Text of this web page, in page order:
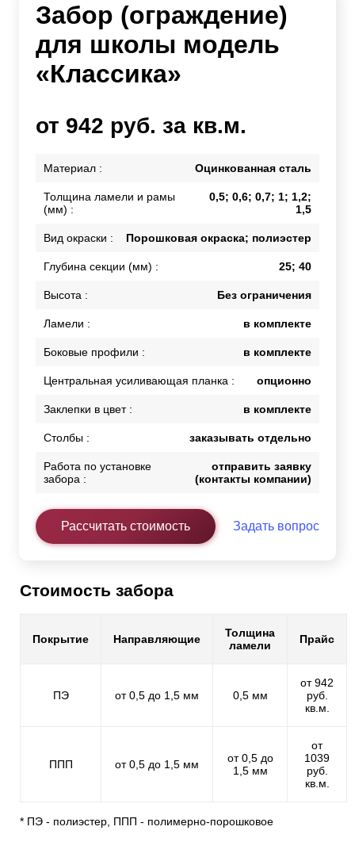
Забор (ограждение)
для школы модель
«Классика»
от 942 руб. за кв.м.
Материал : Оцинкованная сталь
Толщина ламели и рамы
(мм) :
0,5; 0,6; 0,7; 1; 1,2;
1,5
Вид окраски : Порошковая окраска; полиэстер
Глубина секции (мм) : 25; 40
Высота : Без ограничения
Ламели : в комплекте
Боковые профили : в комплекте
Центральная усиливающая планка : опционно
Заклепки в цвет : в комплекте
Столбы : заказывать отдельно
Работа по установке
забора :
отправить заявку
(контакты компании)
Рассчитать стоимость Задать вопрос
Стоимость забора
Покрытие Направляющие
Толщина
ламели
Прайс
ПЭ от 0,5 до 1,5 мм 0,5 мм
от 942
руб.
кв.м.
ППП от 0,5 до 1,5 мм
от 0,5 до
1,5 мм
от
1039
руб.
кв.м.
* ПЭ - полиэстер, ППП - полимерно-порошковое